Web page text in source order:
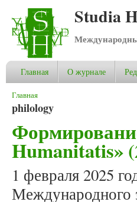
Studia
Главная О журнале
Вы здесь
Главная
philology
Humanitatis»
1 февраля 2025
Международного